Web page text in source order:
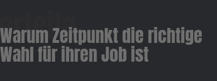
Warum Zeitpunkt die richtige
Wahl für ihren Job ist